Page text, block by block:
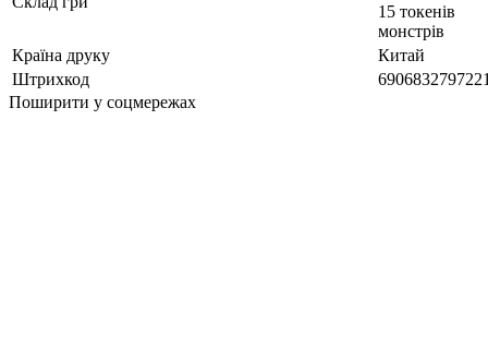
15 токенів
монстрів
Країна друку
Китай
Штрихкод
Поширити у соцмережах